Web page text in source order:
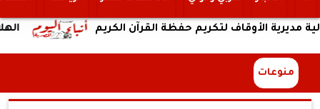
الهلال الأحمر المصري يمد أهالي غزة لتكريم حفظة القرآن الكريم
منوعات